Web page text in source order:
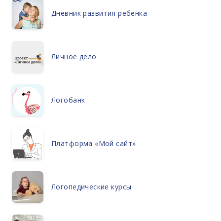
Дневник развития ребенка
Личное дело
Логобанк
Платформа «Мой сайт»
Логопедические курсы